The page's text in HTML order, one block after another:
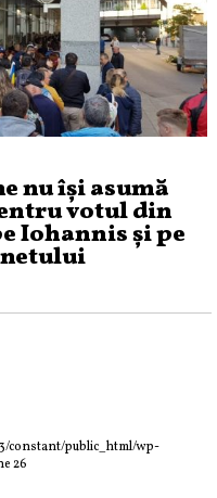
nu își asumă
votul din
Iohannis și pe
constant/public_html/wp-
26